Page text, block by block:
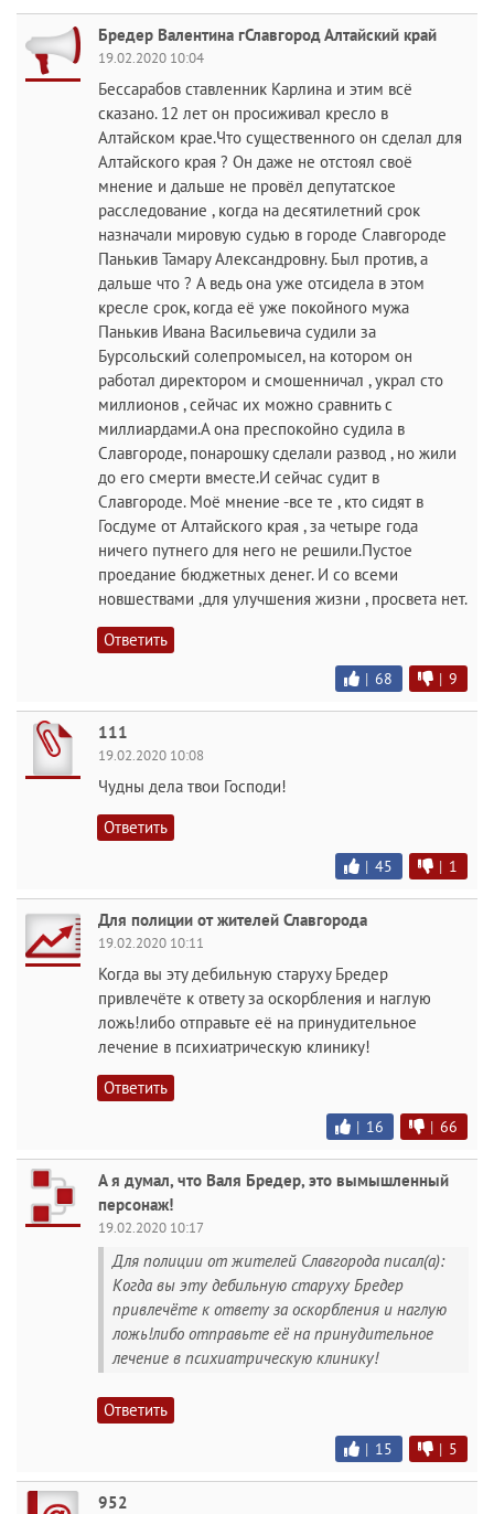
Бредер Валентина гСлавгород Алтайский край
19.02.2020 10:04
Бессарабов ставленник Карлина и этим всё
сказано. 12 лет он просиживал кресло в
Алтайском крае.Что существенного он сделал для
Алтайского края ? Он даже не отстоял своё
мнение и дальше не провёл депутатское
расследование , когда на десятилетний срок
назначали мировую судью в городе Славгороде
Панькив Тамару Александровну. Был против, а
дальше что ? А ведь она уже отсидела в этом
кресле срок, когда её уже покойного мужа
Панькив Ивана Васильевича судили за
Бурсольский солепромысел, на котором он
работал директором и смошенничал , украл сто
миллионов , сейчас их можно сравнить с
миллиардами.А она преспокойно судила в
Славгороде, понарошку сделали развод , но жили
до его смерти вместе.И сейчас судит в
Славгороде. Моё мнение -все те , кто сидят в
Госдуме от Алтайского края , за четыре года
ничего путнего для него не решили.Пустое
проедание бюджетных денег. И со всеми
новшествами ,для улучшения жизни , просвета нет.
Ответить
| 68 | 9
111
19.02.2020 10:08
Чудны дела твои Господи!
Ответить
| 45 | 1
Для полиции от жителей Славгорода
19.02.2020 10:11
Когда вы эту дебильную старуху Бредер
привлечёте к ответу за оскорбления и наглую
ложь!либо отправьте её на принудительное
лечение в психиатрическую клинику!
Ответить
| 16 | 66
А я думал, что Валя Бредер, это вымышленный
персонаж!
19.02.2020 10:17
Для полиции от жителей Славгорода писал(а):
Когда вы эту дебильную старуху Бредер
привлечёте к ответу за оскорбления и наглую
ложь!либо отправьте её на принудительное
лечение в психиатрическую клинику!
Ответить
| 15 | 5
952